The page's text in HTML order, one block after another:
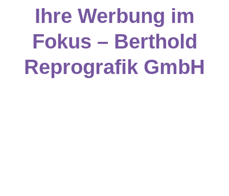
Ihre Werbung im
Fokus – Berthold
Reprografik GmbH